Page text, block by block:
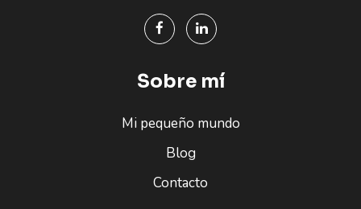
Sobre mí
Mi pequeño mundo
Blog
Contacto